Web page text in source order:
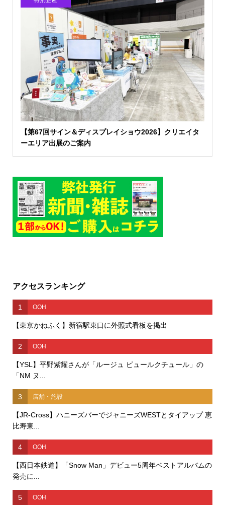
【第67回サイン＆ディスプレイショウ2026】クリエイタ
ーエリア出展のご案内
アクセスランキング
1 OOH
【東京かねふく】新宿駅東口に外照式看板を掲出
2 OOH
【YSL】平野紫耀さんが「ルージュ ピュールクチュール」の
「NM ヌ...
3 店舗・施設
【JR-Cross】ハニーズバーでジャニーズWESTとタイアップ 恵
比寿東...
4 OOH
【西日本鉄道】「Snow Man」デビュー5周年ベストアルバムの
発売に...
5 OOH